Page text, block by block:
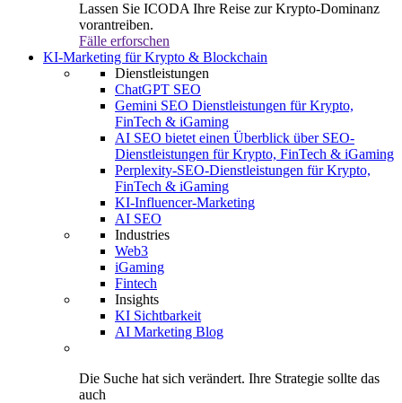
Lassen Sie ICODA Ihre Reise zur Krypto-Dominanz
vorantreiben.
Fälle erforschen
KI-Marketing für Krypto & Blockchain
Dienstleistungen
ChatGPT SEO
Gemini SEO Dienstleistungen für Krypto,
FinTech & iGaming
AI SEO bietet einen Überblick über SEO-
Dienstleistungen für Krypto, FinTech & iGaming
Perplexity-SEO-Dienstleistungen für Krypto,
FinTech & iGaming
KI-Influencer-Marketing
AI SEO
Industries
Web3
iGaming
Fintech
Insights
KI Sichtbarkeit
AI Marketing Blog
Die Suche hat sich verändert. Ihre Strategie sollte das
auch